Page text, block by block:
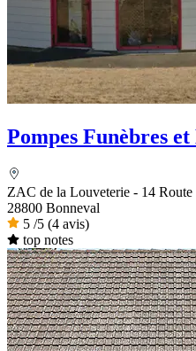
Pompes Funèbres
ZAC de la Louveterie - 14 Route
28800 Bonneval
5 /5 (4 avis)
top notes